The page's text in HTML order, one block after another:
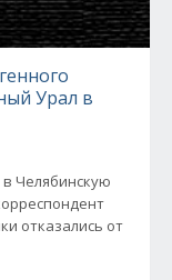
Урал в
Челябинскую
отказались от